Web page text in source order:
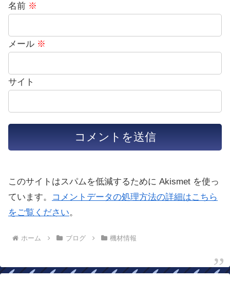
名前 ※
メール ※
サイト
このサイトはスパムを低減するために Akismet を使っ
ています。
コメントデータの処理方法の詳細はこちら
をご覧ください。
ホーム ブログ 機材情報